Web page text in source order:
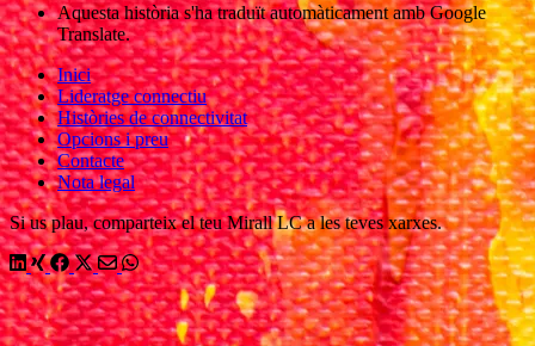
Aquesta història s'ha traduït automàticament amb Google
Translate.
Inici
Lideratge connectiu
Històries de connectivitat
Opcions i preu
Contacte
Nota legal
Si us plau, comparteix el teu Mirall LC a les teves xarxes.